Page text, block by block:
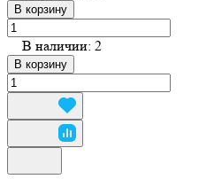
В корзину
В наличии: 2
В корзину